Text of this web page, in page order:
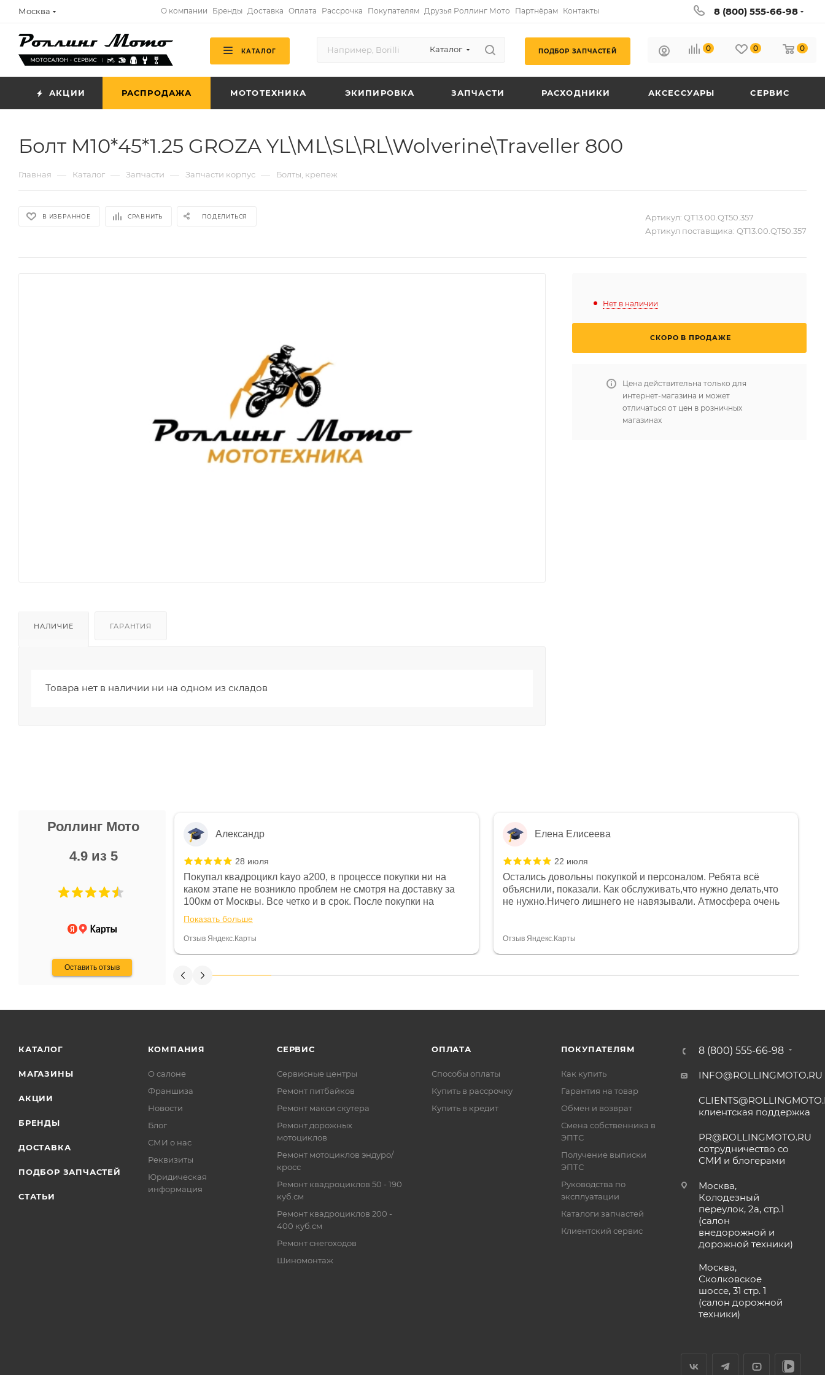
Москва О компании Бренды Доставка Оплата Рассрочка Покупателям Друзья Роллинг Мото Партнёрам Контакты 8 (800) 555-66-98
КАТАЛОГ Каталог ПОДБОР ЗАПЧАСТЕЙ 0 0 0
АКЦИИ РАСПРОДАЖА МОТОТЕХНИКА ЭКИПИРОВКА ЗАПЧАСТИ РАСХОДНИКИ АКСЕССУАРЫ СЕРВИС
Болт M10*45*1.25 GROZA YL\ML\SL\RL\Wolverine\Traveller 800
Главная — Каталог — Запчасти — Запчасти корпус — Болты, крепеж
В ИЗБРАННОЕ СРАВНИТЬ ПОДЕЛИТЬСЯ Артикул: QT13.00.QT50.357
Артикул поставщика: QT13.00.QT50.357
НАЛИЧИЕ ГАРАНТИЯ
Товара нет в наличии ни на одном из складов
Нет в наличии
СКОРО В ПРОДАЖЕ
Цена действительна только для
интернет-магазина и может
отличаться от цен в розничных
магазинах
Роллинг Мото
4.9 из 5
Оставить отзыв
Не понравились условия
и дают только на год)
Александр
28 июля
Покупал квадроцикл kayo a200, в процессе покупки ни на
каком этапе не возникло проблем не смотря на доставку за
100км от Москвы. Все четко и в срок. После покупки на
спидометре всегда был 0, при этом представители магазина
постоянно были на связи и в итоге проблема была решена.
Считаю, что это говорит о небезразличии к клиенту после
Показать больше
Отзыв Яндекс.Карты
Елена Елисеева
22 июля
Остались довольны покупкой и персоналом. Ребята всё
объяснили, показали. Как обслуживать,что нужно делать,что
не нужно.Ничего лишнего не навязывали. Атмосфера очень
огромное спасибо Дмитрию, за клиентоориентированность и
Отзыв Яндекс.Карты
КАТАЛОГ
МАГАЗИНЫ
АКЦИИ
БРЕНДЫ
ДОСТАВКА
ПОДБОР ЗАПЧАСТЕЙ
СТАТЬИ
КОМПАНИЯ
О салоне
Франшиза
Новости
Блог
СМИ о нас
Реквизиты
Юридическая
информация
СЕРВИС
Сервисные центры
Ремонт питбайков
Ремонт макси скутера
Ремонт дорожных
мотоциклов
Ремонт мотоциклов эндуро/
кросс
Ремонт квадроциклов 50 - 190
куб.см
Ремонт квадроциклов 200 -
400 куб.см
Ремонт снегоходов
Шиномонтаж
ОПЛАТА
Способы оплаты
Купить в рассрочку
Купить в кредит
ПОКУПАТЕЛЯМ
Как купить
Гарантия на товар
Обмен и возврат
Смена собственника в
ЭПТС
Получение выписки
ЭПТС
Руководства по
эксплуатации
Каталоги запчастей
Клиентский сервис
8 (800) 555-66-98
INFO@ROLLINGMOTO.RU
клиентская поддержка
PR@ROLLINGMOTO.RU
сотрудничество со
СМИ и блогерами
Москва,
Колодезный
переулок, 2а, стр.1
(салон
внедорожной и
дорожной техники)
Москва,
Сколковское
шоссе, 31 стр. 1
(салон дорожной
техники)